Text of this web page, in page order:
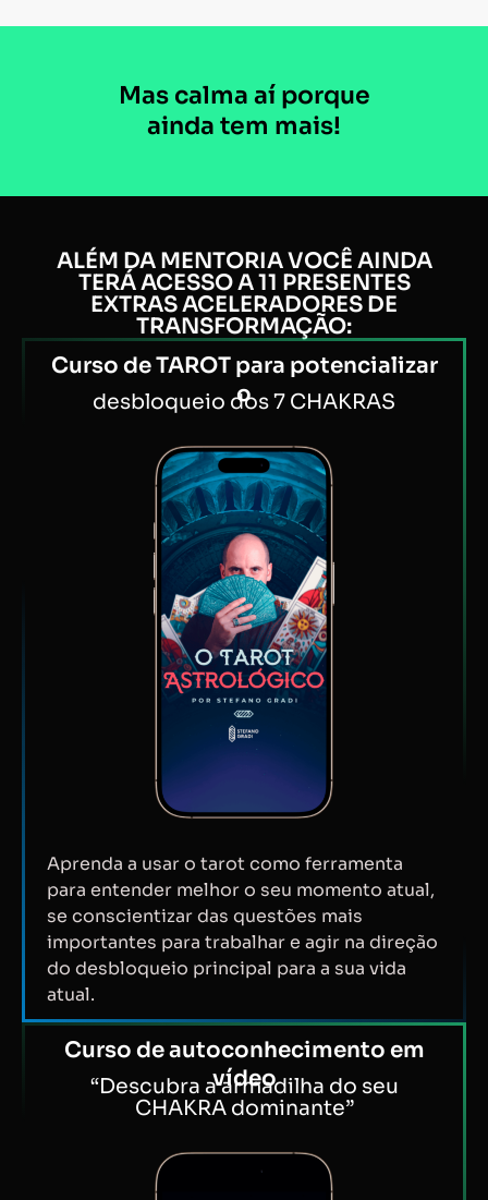
Mas calma aí porque
ainda tem mais!
ALÉM DA MENTORIA VOCÊ AINDA
TERÁ ACESSO A 11 PRESENTES
EXTRAS ACELERADORES DE
TRANSFORMAÇÃO:
Curso de TAROT para potencializar
o
desbloqueio dos 7 CHAKRAS
Aprenda a usar o tarot como ferramenta
para entender melhor o seu momento atual,
se conscientizar das questões mais
importantes para trabalhar e agir na direção
do desbloqueio principal para a sua vida
atual.
Curso de autoconhecimento em
vídeo
“Descubra a armadilha do seu
CHAKRA dominante”